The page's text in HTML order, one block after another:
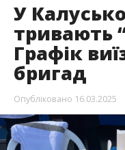
У
тривають
Графік
бригад
Опубліковано 16.03.2025